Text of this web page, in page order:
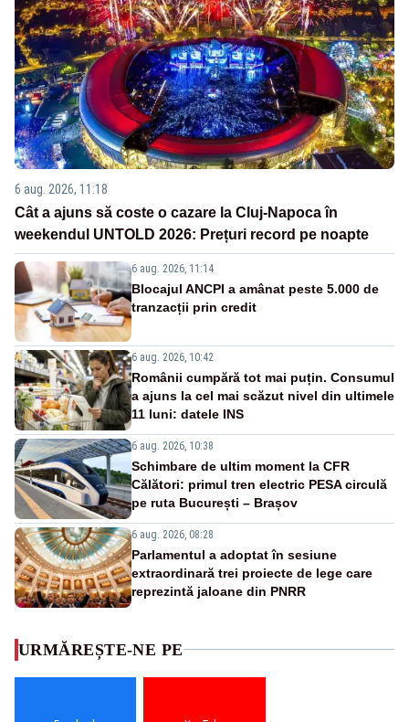
6 aug. 2026, 11:18
Cât a ajuns să coste o cazare la Cluj-Napoca în
weekendul UNTOLD 2026: Prețuri record pe noapte
6 aug. 2026, 11:14
Blocajul ANCPI a amânat peste 5.000 de
tranzacții prin credit
6 aug. 2026, 10:42
Românii cumpără tot mai puțin. Consumul
a ajuns la cel mai scăzut nivel din ultimele
11 luni: datele INS
6 aug. 2026, 10:38
Schimbare de ultim moment la CFR
Călători: primul tren electric PESA circulă
pe ruta București – Brașov
6 aug. 2026, 08:28
Parlamentul a adoptat în sesiune
extraordinară trei proiecte de lege care
reprezintă jaloane din PNRR
URMĂREȘTE-NE PE